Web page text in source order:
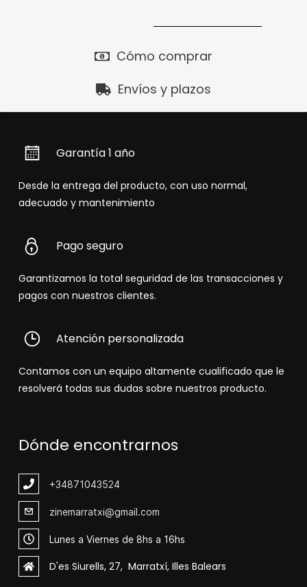
Cómo comprar
Envíos y plazos
Garantía 1 año
Desde la entrega del producto, con uso normal,
adecuado y mantenimiento
Pago seguro
Garantizamos la total seguridad de las transacciones y
pagos con nuestros clientes.
Atención personalizada
Contamos con un equipo altamente cualificado que le
resolverá todas sus dudas sobre nuestros producto.
Dónde encontrarnos
+34871043524
zinemarratxi@gmail.com
Lunes a Viernes de 8hs a 16hs
D'es Siurells, 27, Marratxí, Illes Balears